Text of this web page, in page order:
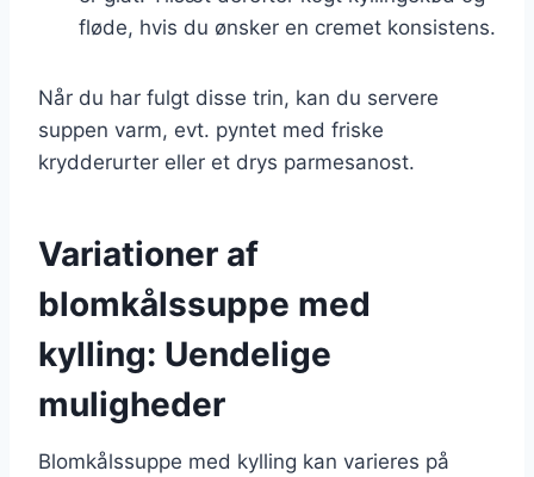
fløde, hvis du ønsker en cremet konsistens.
Når du har fulgt disse trin, kan du servere
suppen varm, evt. pyntet med friske
krydderurter eller et drys parmesanost.
Variationer af
blomkålssuppe med
kylling: Uendelige
muligheder
Blomkålssuppe med kylling kan varieres på